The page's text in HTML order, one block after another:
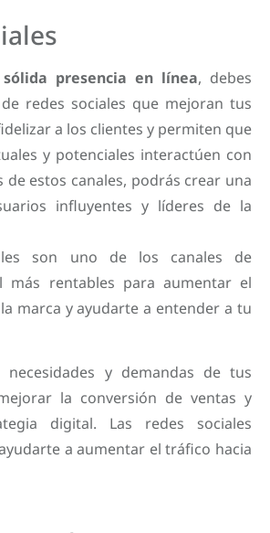
presencia en línea, debes
redes sociales que mejoran tus
a los clientes y permiten que
y potenciales interactúen con
de estos canales, podrás crear una
influyentes y líderes de la
son uno de los canales de
más rentables para aumentar el
marca y ayudarte a entender a tu
y demandas de tus
la conversión de ventas y
digital. Las redes sociales
a aumentar el tráfico hacia